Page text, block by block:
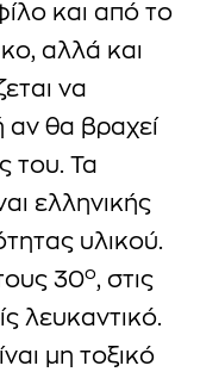
και από το
αλλά και
να
αν θα βραχεί
του. Τα
ελληνικής
υλικού.
30ο, στις
λευκαντικό.
μη τοξικό